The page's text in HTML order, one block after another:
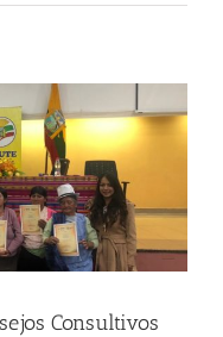
Consultivos
Consultivos